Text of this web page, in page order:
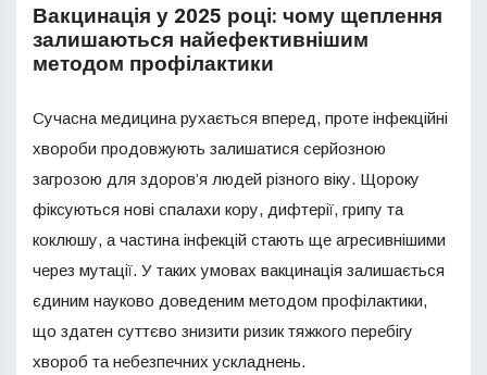
Вакцинація у 2025 році: чому щеплення
залишаються найефективнішим
методом профілактики
Сучасна медицина рухається вперед, проте інфекційні
хвороби продовжують залишатися серйозною
загрозою для здоров’я людей різного віку. Щороку
фіксуються нові спалахи кору, дифтерії, грипу та
коклюшу, а частина інфекцій стають ще агресивнішими
через мутації. У таких умовах вакцинація залишається
єдиним науково доведеним методом профілактики,
що здатен суттєво знизити ризик тяжкого перебігу
хвороб та небезпечних ускладнень.